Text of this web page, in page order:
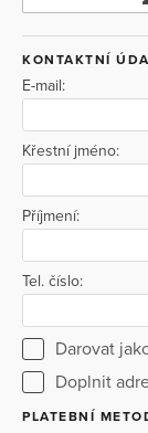
žije?
průmysl
proniká za
malochovů, ale
Ukazuje
obchodech a
o život do
KONTAKTNÍ
E-mail:
Křestní jméno:
Příjmení:
Tel. číslo:
Darovat
Doplnit
PLATEBNÍ